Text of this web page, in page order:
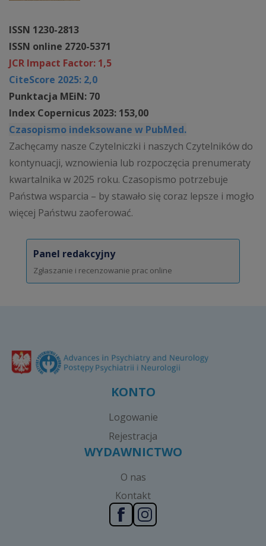
ISSN 1230-2813
ISSN online 2720-5371
JCR Impact Factor: 1,5
CiteScore 2025: 2,0
Punktacja MEiN: 70
Index Copernicus 2023: 153,00
Czasopismo indeksowane w PubMed.
Zachęcamy nasze Czytelniczki i naszych Czytelników do
kontynuacji, wznowienia lub rozpoczęcia prenumeraty
kwartalnika w 2025 roku. Czasopismo potrzebuje
Państwa wsparcia – by stawało się coraz lepsze i mogło
więcej Państwu zaoferować.
Panel redakcyjny
Zgłaszanie i recenzowanie prac online
KONTO
Logowanie
Rejestracja
WYDAWNICTWO
O nas
Kontakt